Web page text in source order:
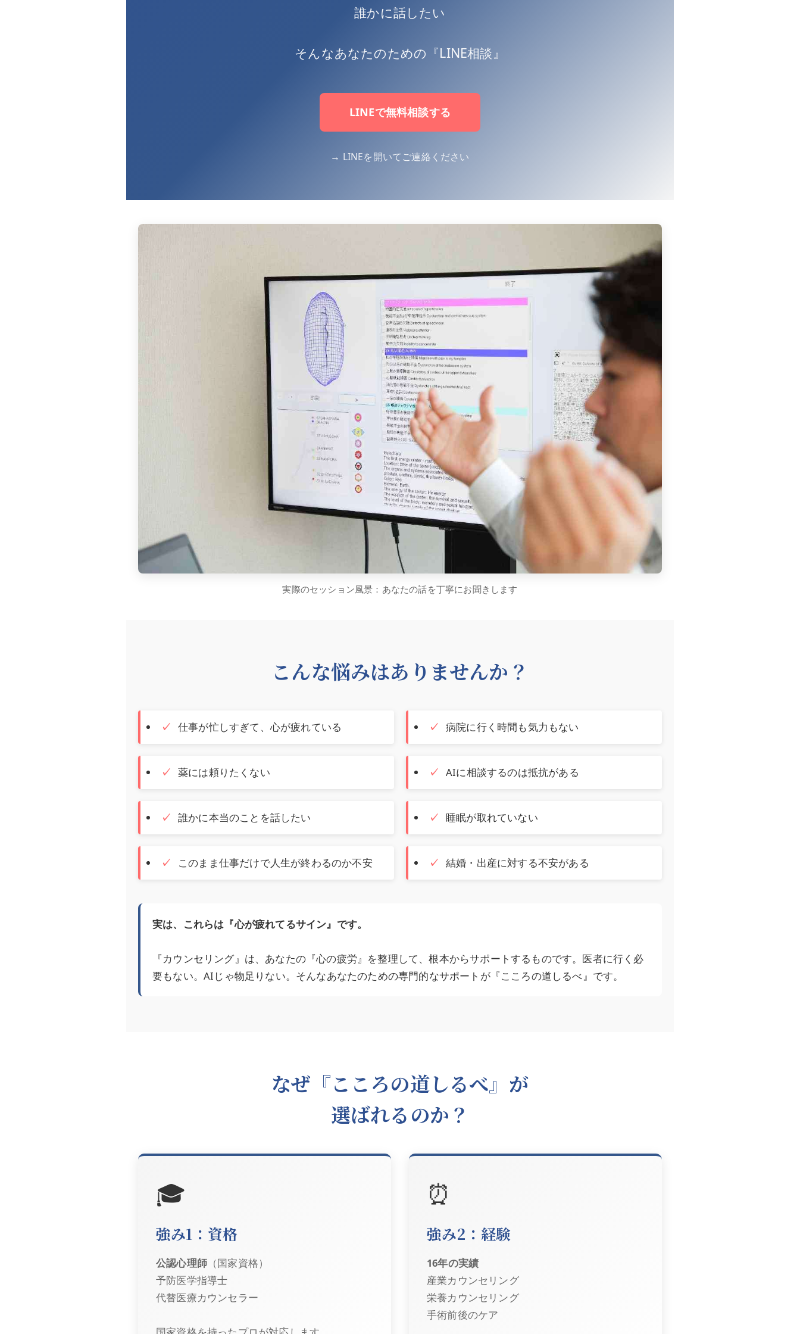
誰かに話したい
そんなあなたのための『LINE相談』
LINEで無料相談する
→ LINEを開いてご連絡ください
実際のセッション風景：あなたの話を丁寧にお聞きします
こんな悩みはありませんか？
仕事が忙しすぎて、心が疲れている 病院に行く時間も気力もない
薬には頼りたくない AIに相談するのは抵抗がある
誰かに本当のことを話したい 睡眠が取れていない
このまま仕事だけで人生が終わるのか不安 結婚・出産に対する不安がある
実は、これらは『心が疲れてるサイン』です。
『カウンセリング』は、あなたの『心の疲労』を整理して、根本からサポートするものです。医者に行く必
要もない。AIじゃ物足りない。そんなあなたのための専門的なサポートが『こころの道しるべ』です。
なぜ『こころの道しるべ』が
選ばれるのか？
🎓
強み1：資格
公認心理師 （国家資格）
予防医学指導士
代替医療カウンセラー
⏰
強み2：経験
16年の実績
産業カウンセリング
栄養カウンセリング
手術前後のケア
お問い合わせはこちら